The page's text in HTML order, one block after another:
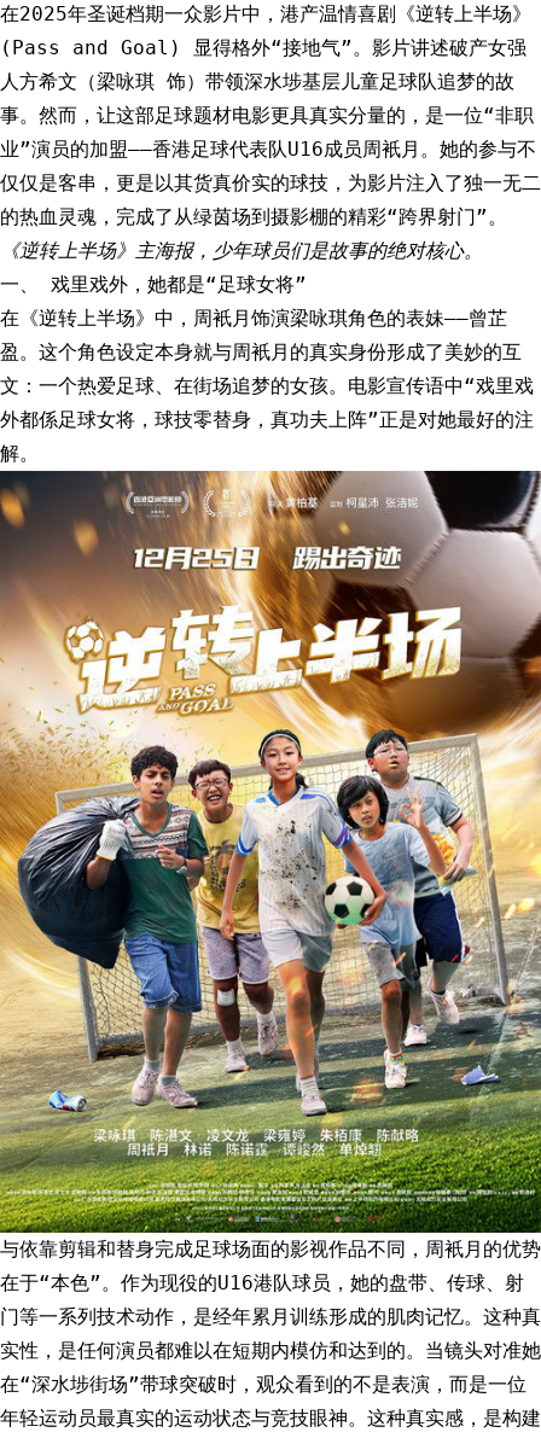
在2025年圣诞档期一众影片中，港产温情喜剧《逆转上半场》
(Pass and Goal) 显得格外“接地气”。影片讲述破产女强
人方希文（梁咏琪 饰）带领深水埗基层儿童足球队追梦的故
事。然而，让这部足球题材电影更具真实分量的，是一位“非职
业”演员的加盟——香港足球代表队U16成员周衹月。她的参与不
仅仅是客串，更是以其货真价实的球技，为影片注入了独一无二
的热血灵魂，完成了从绿茵场到摄影棚的精彩“跨界射门”。
《逆转上半场》主海报，少年球员们是故事的绝对核心。
一、 戏里戏外，她都是“足球女将”
在《逆转上半场》中，周衹月饰演梁咏琪角色的表妹——曾芷
盈。这个角色设定本身就与周衹月的真实身份形成了美妙的互
文：一个热爱足球、在街场追梦的女孩。电影宣传语中“戏里戏
外都係足球女将，球技零替身，真功夫上阵”正是对她最好的注
解。
与依靠剪辑和替身完成足球场面的影视作品不同，周衹月的优势
在于“本色”。作为现役的U16港队球员，她的盘带、传球、射
门等一系列技术动作，是经年累月训练形成的肌肉记忆。这种真
实性，是任何演员都难以在短期内模仿和达到的。当镜头对准她
在“深水埗街场”带球突破时，观众看到的不是表演，而是一位
年轻运动员最真实的运动状态与竞技眼神。这种真实感，是构建